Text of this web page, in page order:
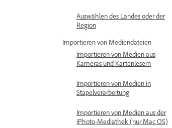
Auswählen des Landes oder der
Region
Importieren von Mediendateien
Importieren von Medien aus
Kameras und Kartenlesern
Importieren von Medien in
Stapelverarbeitung
Importieren von Medien aus der
iPhoto-Mediathek (nur Mac OS)